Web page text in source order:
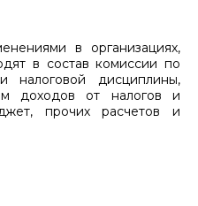
в организациях,
в состав комиссии по
дисциплины,
доходов от налогов и
прочих расчетов и